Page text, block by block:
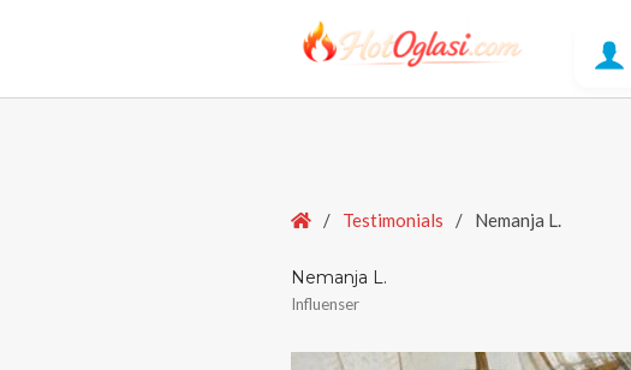
Home
/ Testimonials / Nemanja L.
Nemanja L.
Influenser